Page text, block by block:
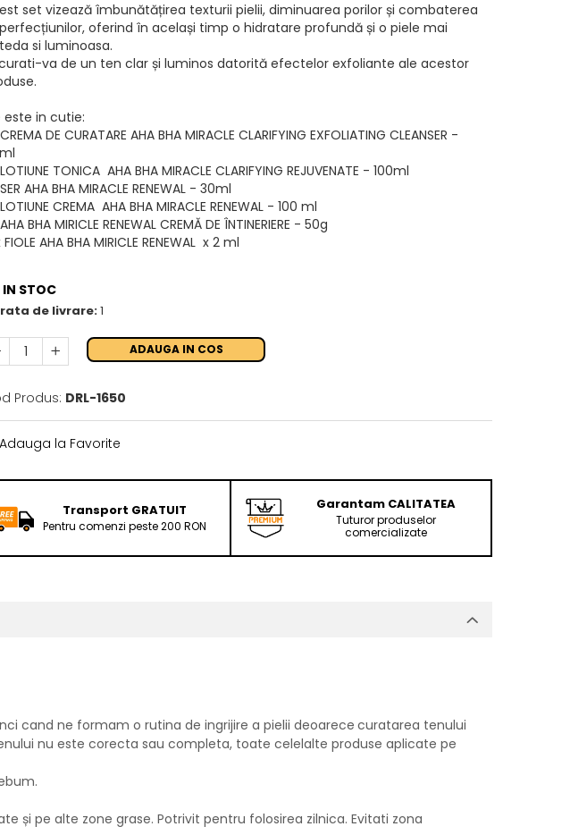
set vizează îmbunătățirea texturii pielii, diminuarea porilor și combaterea
oferind în același timp o hidratare profundă și o piele mai
si luminoasa.
va de un ten clar și luminos datorită efectelor exfoliante ale acestor
este in cutie:
DE CURATARE AHA BHA MIRACLE CLARIFYING EXFOLIATING CLEANSER -
TONICA AHA BHA MIRACLE CLARIFYING REJUVENATE - 100ml
AHA BHA MIRACLE RENEWAL - 30ml
CREMA AHA BHA MIRACLE RENEWAL - 100 ml
BHA MIRICLE RENEWAL CREMĂ DE ÎNTINERIERE - 50g
AHA BHA MIRICLE RENEWAL x 2 ml
IN STOC
de livrare:1
ADAUGA IN COS
Produs: DRL-1650
Adauga la Favorite
Transport GRATUIT
Pentru comenzi peste 200 RON
Garantam CALITATEA
Tuturor produselor
comercializate
cand ne formam o rutina de ingrijire a pielii deoarececuratarea tenului
nu este corecta sau completa, toate celelalte produse aplicate pe
și pe alte zone grase. Potrivit pentru folosirea zilnica. Evitati zona